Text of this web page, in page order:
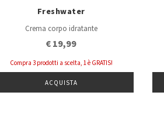
Freshwater
Crema corpo idratante
€ 19,99
Compra 3 prodotti a scelta, 1 è GRATIS!
ACQUISTA